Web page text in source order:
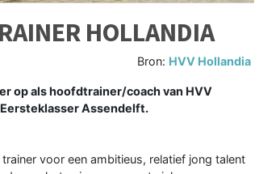
HOLLANDIA
Bron: HVV Hollandia
op als hoofdtrainer/coach van HVV
Assendelft.
voor een ambitieus, relatief jong talent